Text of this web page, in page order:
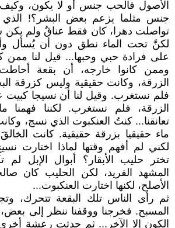
الأصول فالحب جنس أو لا يكون،
جنس مثلما يزعم بعض البشر؟! الذي
تواصلت دهرا، كان فقط عناقٌ ولم يكن
لكنَّ تحت الماء نطق دون أن يُسأل
على فرادة حبي وحبها... قيل لنا ممن
وممن كانوا خارجه، أن بقعة أحاطت
الزرقة، وكانت حقيقية وليس كزرقة
فلم نستغرب. وقيل لنا أن نسيجا كبيت
الزرقة، فلم نستغرب. لكننا
تعانقنا... كنتُ العنكبوت الذي نسج،
ماء حقيقيا بزرقة حقيقية. كانت
لكني لم أفهم وقتها لماذا اختارت
تختر حليب الأبقار؟ أبوال الإبل
المشهد الفريد، لكن الحليب كان
الأصلح، لكنها اختارت العنكبوت...
ثم رأى الناس تلك البقعة تتحرك،
المسبح. فخرجنا ووقفنا ننظر إلى
الكون إلا الآخر... ثم حدثت رعشة